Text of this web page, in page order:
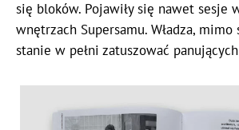
się bloków. Pojawiły się nawet sesje
wnętrzach Supersamu. Władza, mimo
stanie w pełni zatuszować